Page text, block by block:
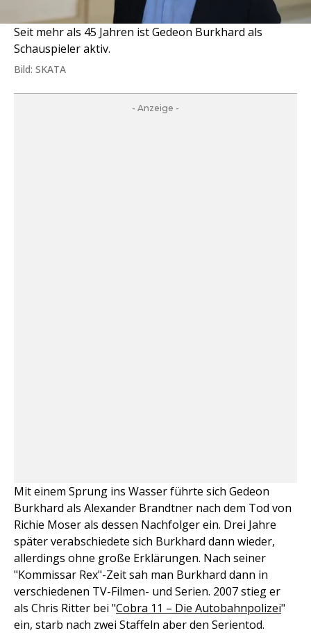
Seit mehr als 45 Jahren ist Gedeon Burkhard als
Schauspieler aktiv.
Bild: SKATA
- Anzeige -
Mit einem Sprung ins Wasser führte sich Gedeon
Burkhard als Alexander Brandtner nach dem Tod von
Richie Moser als dessen Nachfolger ein. Drei Jahre
später verabschiedete sich Burkhard dann wieder,
allerdings ohne große Erklärungen. Nach seiner
"Kommissar Rex"-Zeit sah man Burkhard dann in
verschiedenen TV-Filmen- und Serien. 2007 stieg er
als Chris Ritter bei "Cobra 11 – Die Autobahnpolizei"
ein, starb nach zwei Staffeln aber den Serientod.